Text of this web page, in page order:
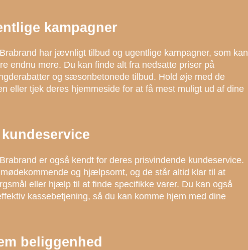
kampagner
har jævnligt tilbud og ugentlige kampagner, som kan
endnu mere. Du kan finde alt fra nedsatte priser på
og sæsonbetonede tilbud. Hold øje med de
eller tjek deres hjemmeside for at få mest muligt ud af dine
er også kendt for deres prisvindende kundeservice.
og hjælpsomt, og de står altid klar til at
eller hjælp til at finde specifikke varer. Du kan også
kassebetjening, så du kan komme hjem med dine
beliggenhed